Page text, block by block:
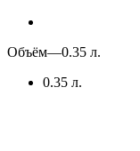
Объём—0.35 л.
0.35 л.